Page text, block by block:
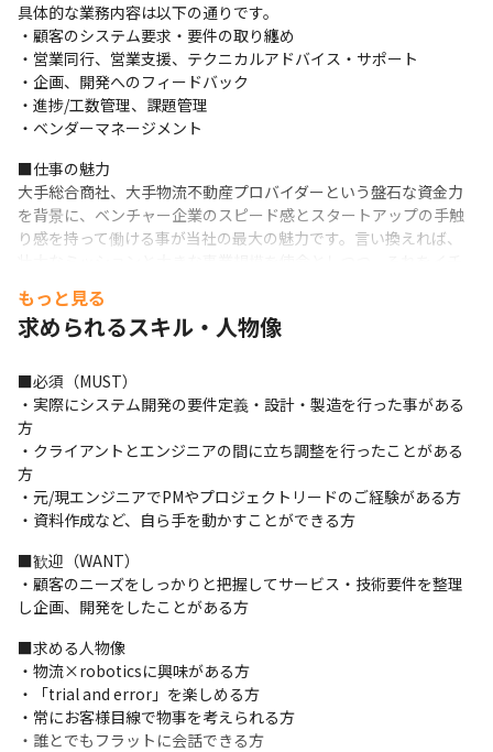
具体的な業務内容は以下の通りです。
・顧客のシステム要求・要件の取り纏め
・営業同行、営業支援、テクニカルアドバイス・サポート
・企画、開発へのフィードバック
・進捗/工数管理、課題管理
・ベンダーマネージメント
■仕事の魅力
大手総合商社、大手物流不動産プロバイダーという盤石な資金力
を背景に、ベンチャー企業のスピード感とスタートアップの手触
り感を持って働ける事が当社の最大の魅力です。言い換えれば、
■今後の活躍の場■
世界中の最先端技術を日本に導入する、もしくは日本のロボット
を世界に発信、世界中の物流を変えていく、そんなことも出来る
と思っています。物流という社会インフラをテクノロジーで改革す
る、そんな気概を持ったエンジニアを募集しています。
もっと見る
求められるスキル・人物像
■必須（MUST）
・実際にシステム開発の要件定義・設計・製造を行った事がある
方
・クライアントとエンジニアの間に立ち調整を行ったことがある
方
・元/現エンジニアでPMやプロジェクトリードのご経験がある方
・資料作成など、自ら手を動かすことができる方
■歓迎（WANT）
・顧客のニーズをしっかりと把握してサービス・技術要件を整理
し企画、開発をしたことがある方
■求める人物像
・物流×roboticsに興味がある方
・「trial and error」を楽しめる方
・常にお客様目線で物事を考えられる方
・誰とでもフラットに会話できる方